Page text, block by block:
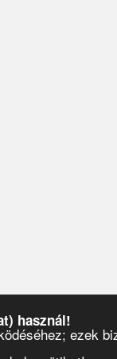
használ!
ezek
Mondays: Off